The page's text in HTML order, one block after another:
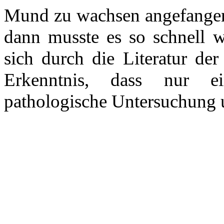
Mund zu wachsen
dann musste es so schnell
sich durch die Literatur
Erkenntnis, dass nur
pathologische